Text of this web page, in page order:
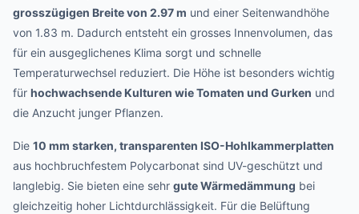
grosszügigen Breite von 2.97 m und einer Seitenwandhöhe
von 1.83 m. Dadurch entsteht ein grosses Innenvolumen, das
für ein ausgeglichenes Klima sorgt und schnelle
Temperaturwechsel reduziert. Die Höhe ist besonders wichtig
für hochwachsende Kulturen wie Tomaten und Gurken und
die Anzucht junger Pflanzen.
Die 10 mm starken, transparenten ISO-Hohlkammerplatten
aus hochbruchfestem Polycarbonat sind UV-geschützt und
langlebig. Sie bieten eine sehr gute Wärmedämmung bei
gleichzeitig hoher Lichtdurchlässigkeit. Für die Belüftung